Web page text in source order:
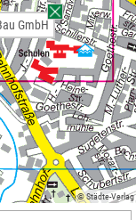
© Städte-Verlag
GmbH